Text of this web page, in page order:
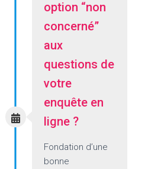
option “non
concerné”
aux
questions de
votre
enquête en
ligne ?
Fondation d’une
bonne